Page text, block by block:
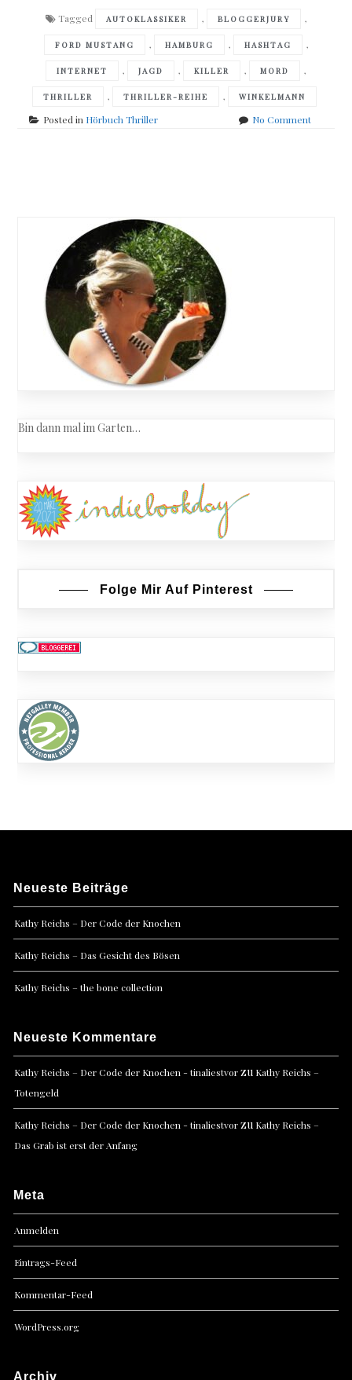
Tagged AUTOKLASSIKER , BLOGGERJURY ,
FORD MUSTANG , HAMBURG , HASHTAG ,
INTERNET , JAGD , KILLER , MORD ,
THRILLER , THRILLER-REIHE , WINKELMANN
Posted in Hörbuch Thriller No Commenton
navigation
Bin dann mal im Garten…
Folge Mir Auf Pinterest
Neueste Beiträge
Kathy Reichs – Der Code der Knochen
Kathy Reichs – Das Gesicht des Bösen
Kathy Reichs – the bone collection
Neueste Kommentare
Kathy Reichs – Der Code der Knochen - tinaliestvorzu Kathy Reichs –
Totengeld
Kathy Reichs – Der Code der Knochen - tinaliestvorzu Kathy Reichs –
Das Grab ist erst der Anfang
Meta
Anmelden
Eintrags-Feed
Kommentar-Feed
WordPress.org
Archiv